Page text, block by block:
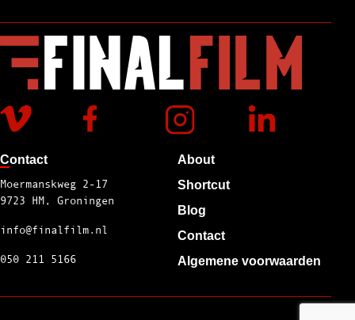
Contact
Moermanskweg 2-17
9723 HM, Groningen
info@finalfilm.nl
050 211 5166
About
Shortcut
Blog
Contact
Algemene voorwaarden